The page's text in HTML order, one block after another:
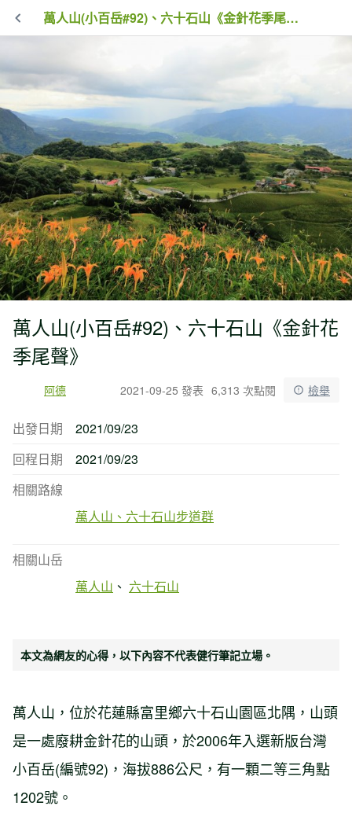
萬人山(小百岳#92)、六十石山《金針花季尾聲》
萬人山(小百岳#92)、六十石山《金針花
季尾聲》
阿德 2021-09-25 發表 6,313 次點閱 檢舉
出發日期
2021/09/23
回程日期
2021/09/23
相關路線
萬人山、六十石山步道群
相關山岳
萬人山
六十石山
本文為網友的心得，以下內容不代表健行筆記立場。
萬人山，位於花蓮縣富里鄉六十石山園區北隅，山頭
是一處廢耕金針花的山頭，於2006年入選新版台灣
小百岳(編號92)，海拔886公尺，有一顆二等三角點
1202號。